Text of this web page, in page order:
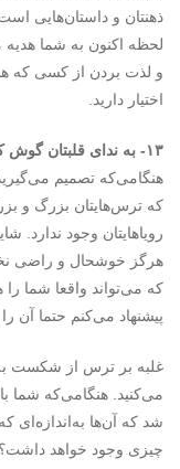
ذهنتان و داستان‌هایی
لحظه اکنون به شما هدیه
و لذت بردن از کسی که
اختیار دارید.
۱۳- به ندای قلبتان گوش کنید
هنگامی‌که تصمیم می‌گیرید
که ترس‌هایتان بزرگ و
رویاهایتان وجود ندارد.
هرگز خوشحال و راضی
که می‌تواند واقعا شما
پیشنهاد می‌کنم حتما آن را
غلبه بر ترس از شکست
می‌کنید. هنگامی‌که شما
شد که آن‌ها به‌اندازه‌ای
چیزی وجود خواهد